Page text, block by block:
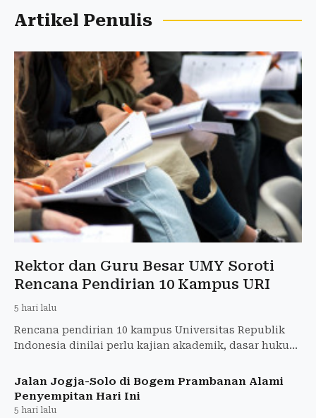
Artikel Penulis
Rektor dan Guru Besar UMY Soroti
Rencana Pendirian 10 Kampus URI
5 hari lalu
Rencana pendirian 10 kampus Universitas Republik
Indonesia dinilai perlu kajian akademik, dasar hukum
Jalan Jogja-Solo di Bogem Prambanan Alami
Penyempitan Hari Ini
5 hari lalu